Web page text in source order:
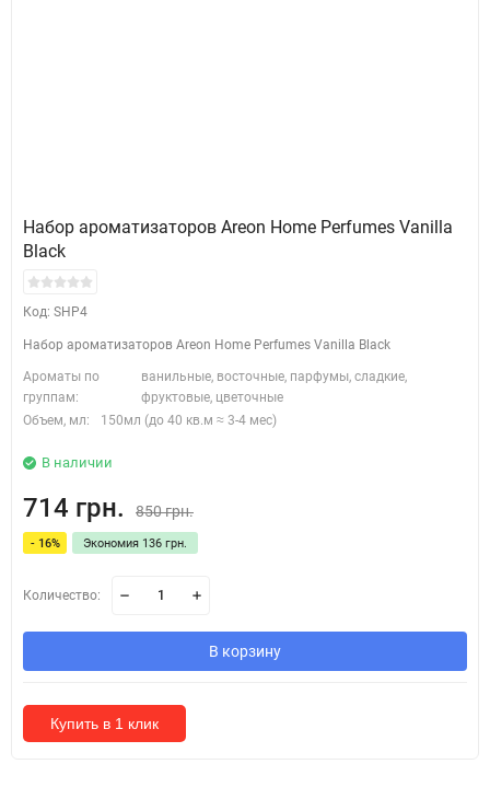
Набор ароматизаторов Areon Home Perfumes Vanilla
Black
Код: SHP4
Набор ароматизаторов Areon Home Perfumes Vanilla Black
Ароматы по
группам:
ванильные, восточные, парфумы, сладкие,
фруктовые, цветочные
Объем, мл:
150мл (до 40 кв.м ≈ 3-4 мес)
В наличии
714 грн. 850 грн.
- 16% Экономия 136 грн.
Количество:
В корзину
Купить в 1 клик